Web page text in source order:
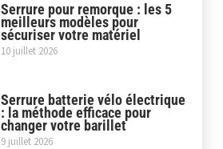
Serrure pour remorque : les 5
meilleurs modèles pour
sécuriser votre matériel
10 juillet 2026
Serrure batterie vélo électrique
: la méthode efficace pour
changer votre barillet
9 juillet 2026